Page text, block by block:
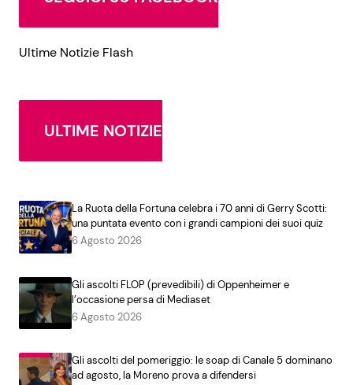
Ultime Notizie Flash
ULTIME NOTIZIE
La Ruota della Fortuna celebra i 70 anni di Gerry Scotti:
una puntata evento con i grandi campioni dei suoi quiz
6 Agosto 2026
Gli ascolti FLOP (prevedibili) di Oppenheimer e
l’occasione persa di Mediaset
6 Agosto 2026
Gli ascolti del pomeriggio: le soap di Canale 5 dominano
ad agosto, la Moreno prova a difendersi